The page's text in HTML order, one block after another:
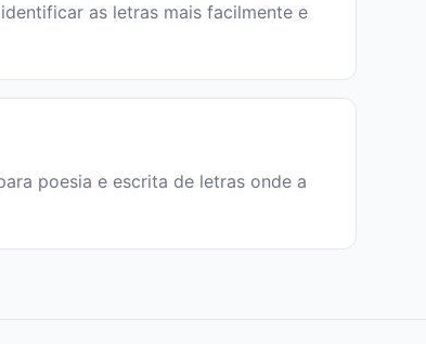
as letras mais facilmente e
poesia e escrita de letras onde a